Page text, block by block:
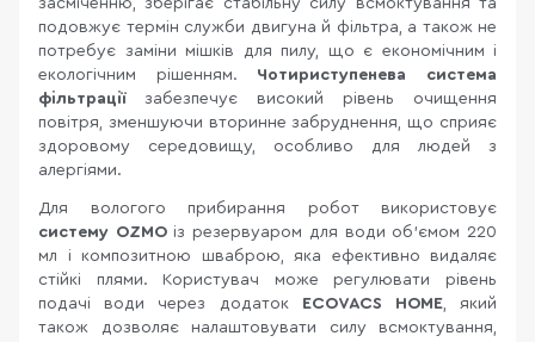
засміченню, зберігає стабільну силу всмоктування та
подовжує термін служби двигуна й фільтра, а також не
потребує заміни мішків для пилу, що є економічним і
екологічним рішенням. Чотириступенева система
фільтраціїзабезпечує високий рівень очищення
повітря, зменшуючи вторинне забруднення, що сприяє
здоровому середовищу, особливо для людей з
алергіями.
Для вологого прибирання робот використовує
систему OZMOіз резервуаром для води об’ємом 220
мл і композитною шваброю, яка ефективно видаляє
стійкі плями. Користувач може регулювати рівень
подачі води через додаток ECOVACS HOME, який
також дозволяє налаштовувати силу всмоктування,